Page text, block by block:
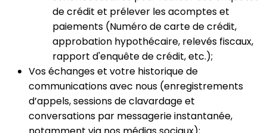
de crédit et prélever les acomptes et
paiements (Numéro de carte de crédit,
approbation hypothécaire, relevés fiscaux,
rapport d'enquête de crédit, etc.);
Vos échanges et votre historique de
communications avec nous (enregistrements
d’appels, sessions de clavardage et
conversations par messagerie instantanée,